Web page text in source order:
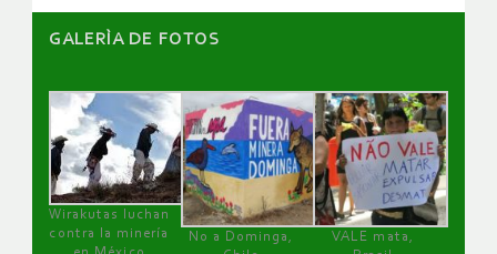
GALERÌA DE FOTOS
Wirakutas luchan
contra la minería
No a Dominga,
VALE mata,